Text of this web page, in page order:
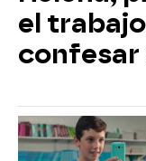
el
confesar